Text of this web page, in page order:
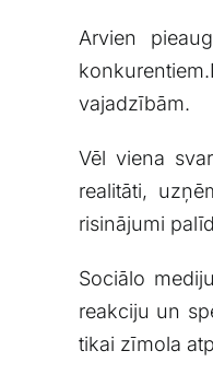
Arvien
vajadzībām.
Vēl viena
realitāti,
risinājumi
Sociālo
reakciju un
tikai zīmola